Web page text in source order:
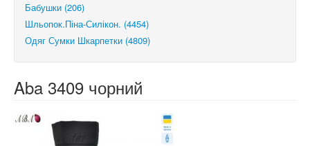
Бабушки (206)
Шльопок.Піна-Силікон. (4454)
Одяг Сумки Шкарпетки (4809)
Aba 3409 чорний